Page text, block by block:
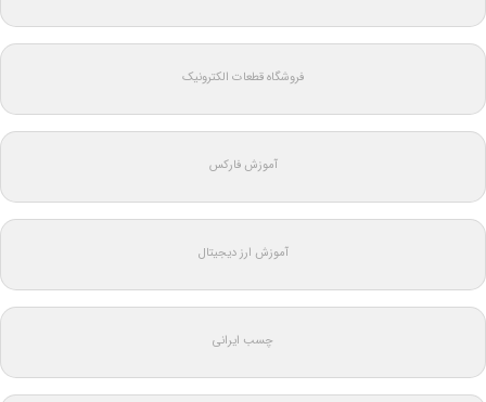
فروشگاه قطعات الکترونیک
آموزش فارکس
آموزش ارز دیجیتال
چسب ایرانی